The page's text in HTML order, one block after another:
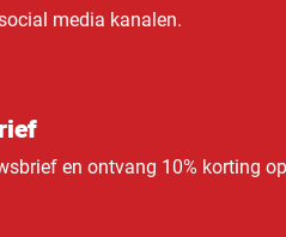
media kanalen.
en ontvang 10% korting op